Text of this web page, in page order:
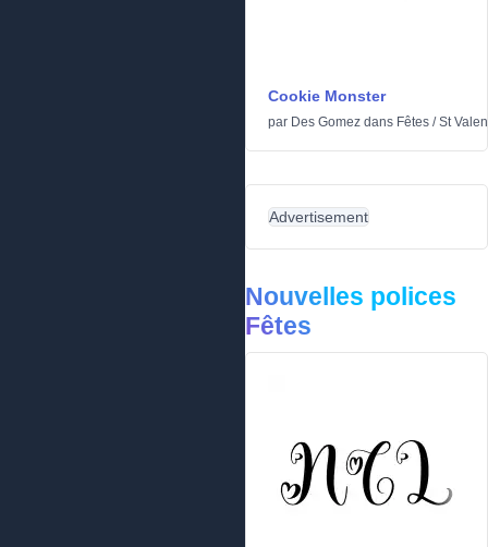
Cookie Monster
par Des Gomez dans Fêtes /St
Advertisement
Nouvelles polices
Fêtes